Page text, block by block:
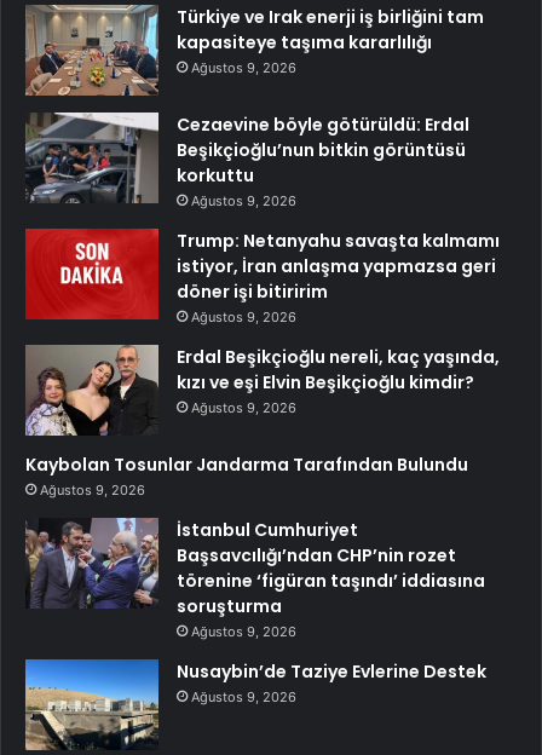
Türkiye ve Irak enerji iş birliğini tam
kapasiteye taşıma kararlılığı
Ağustos 9, 2026
Cezaevine böyle götürüldü: Erdal
Beşikçioğlu’nun bitkin görüntüsü
korkuttu
Ağustos 9, 2026
Trump: Netanyahu savaşta kalmamı
istiyor, İran anlaşma yapmazsa geri
döner işi bitiririm
Ağustos 9, 2026
Erdal Beşikçioğlu nereli, kaç yaşında,
kızı ve eşi Elvin Beşikçioğlu kimdir?
Ağustos 9, 2026
Kaybolan Tosunlar Jandarma Tarafından Bulundu
Ağustos 9, 2026
İstanbul Cumhuriyet
Başsavcılığı’ndan CHP’nin rozet
törenine ‘figüran taşındı’ iddiasına
soruşturma
Ağustos 9, 2026
Nusaybin’de Taziye Evlerine Destek
Ağustos 9, 2026